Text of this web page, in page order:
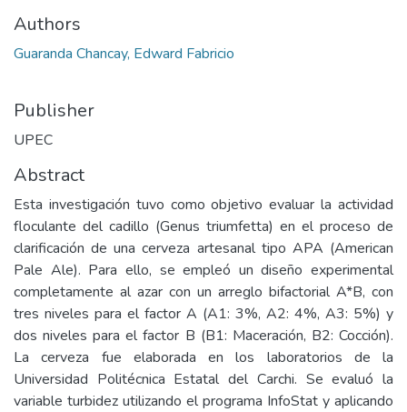
Authors
Guaranda Chancay, Edward Fabricio
Publisher
UPEC
Abstract
Esta investigación tuvo como objetivo evaluar la actividad
floculante del cadillo (Genus triumfetta) en el proceso de
clarificación de una cerveza artesanal tipo APA (American
Pale Ale). Para ello, se empleó un diseño experimental
completamente al azar con un arreglo bifactorial A*B, con
tres niveles para el factor A (A1: 3%, A2: 4%, A3: 5%) y
dos niveles para el factor B (B1: Maceración, B2: Cocción).
La cerveza fue elaborada en los laboratorios de la
Universidad Politécnica Estatal del Carchi. Se evaluó la
variable turbidez utilizando el programa InfoStat y aplicando